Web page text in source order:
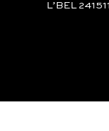
L’BEL